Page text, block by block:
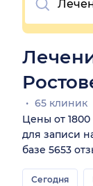
65 клиник
Цены от
для записи
базе 5653
Сегодня